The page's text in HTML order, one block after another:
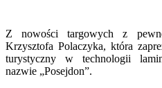
Z nowości targowych z
Krzysztofa Polaczyka, która
turystyczny w technologii
nazwie „Posejdon”.